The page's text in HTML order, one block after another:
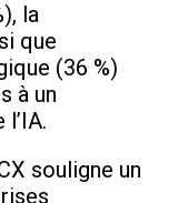
la
que
(36 %)
à un
souligne un